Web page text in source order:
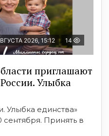
2026, 15:12 14
приглашают
Улыбка
Улыбка единства»
Принять в